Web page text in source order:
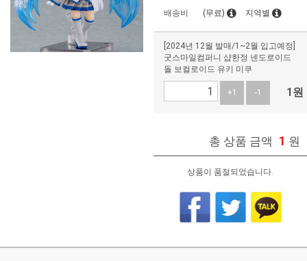
배송비
(무료) 지역별
[2024년 12월 발매/1~2월 입고예정]
굿스마일컴퍼니 샵한정 넨도로이드
돌 보컬로이드 유키 미쿠
+1 -1 1 원
총 상품 금액 1 원
상품이 품절되었습니다.